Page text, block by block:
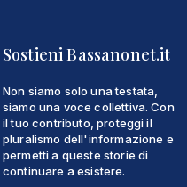
Sostieni Bassanonet.it
Non siamo solo una testata,
siamo una voce collettiva. Con
il tuo contributo, proteggi il
pluralismo dell'informazione e
permetti a queste storie di
continuare a esistere.